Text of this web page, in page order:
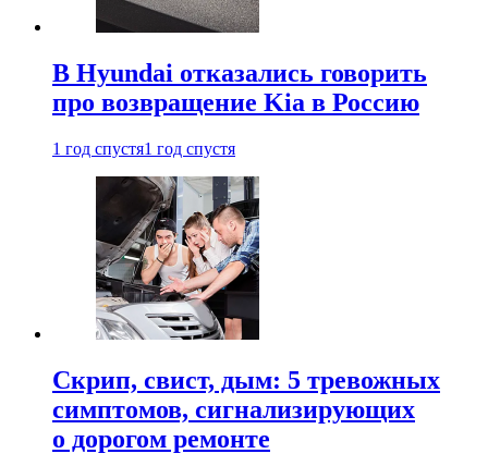
В Hyundai отказались говорить
про возвращение Kia в Россию
1 год спустя1 год спустя
Скрип, свист, дым: 5 тревожных
симптомов, сигнализирующих
о дорогом ремонте